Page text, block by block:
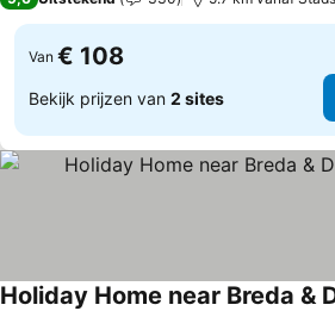
Van € 108
Bekijk prijzen van 2 sites